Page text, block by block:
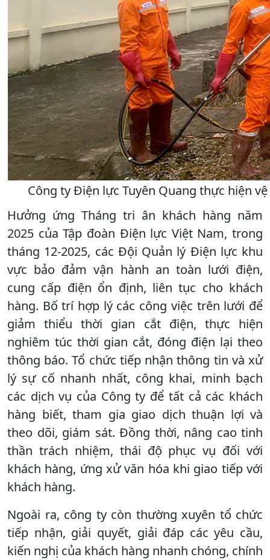
Công ty Điện lực Tuyên Quang thực hiện
Hưởng ứng Tháng tri ân khách hàng năm
2025 của Tập đoàn Điện lực Việt Nam, trong
tháng 12-2025, các Đội Quản lý Điện lực khu
vực bảo đảm vận hành an toàn lưới điện,
cung cấp điện ổn định, liên tục cho khách
hàng. Bố trí hợp lý các công việc trên lưới để
giảm thiểu thời gian cắt điện, thực hiện
nghiêm túc thời gian cắt, đóng điện lại theo
thông báo. Tổ chức tiếp nhận thông tin và xử
lý sự cố nhanh nhất, công khai, minh bạch
các dịch vụ của Công ty để tất cả các khách
hàng biết, tham gia giao dịch thuận lợi và
theo dõi, giám sát. Đồng thời, nâng cao tinh
thần trách nhiệm, thái độ phục vụ đối với
khách hàng, ứng xử văn hóa khi giao tiếp với
khách hàng.
Ngoài ra, công ty còn thường xuyên tổ chức
tiếp nhận, giải quyết, giải đáp các yêu cầu,
kiến nghị của khách hàng nhanh chóng, chính